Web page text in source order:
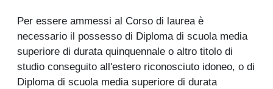
Per essere ammessi al Corso di laurea è
necessario il possesso di Diploma di scuola media
superiore di durata quinquennale o altro titolo di
studio conseguito all'estero riconosciuto idoneo, o di
Diploma di scuola media superiore di durata